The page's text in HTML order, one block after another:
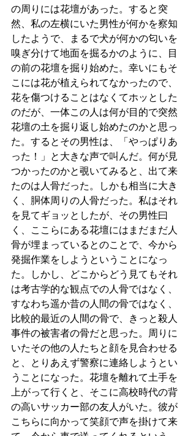
の周りには花壇があった。すると突
然、私の左横にいた男性が何かを察知
したようで、まるで犬が何かの匂いを
嗅ぎ分けて地面を掘るかのように、目
の前の花壇を掘り始めた。幸いにもそ
こには花が植えられてなかったので、
花を傷つけることはなくてホッとした
のだが、一体この人は何が目的で突然
花壇の土を掘り返し始めたのかと思っ
た。するとその男性は、「やっぱりあ
った！」と大きな声で叫んだ。何が見
つかったのかと覗いてみると、出て来
たのは人骨だった。しかも相当に大き
く、胴体周りの人骨だった。私はそれ
を見てギョッとしたが、その男性曰
く、ここらにある花壇にはまだまだ人
骨が埋まっているとのことで、今から
発掘作業をしようということになっ
た。しかし、どこからどう見てもそれ
は考古学的な観点での人骨ではなく、
すなわち遥か昔の人間の骨ではなく、
比較的最近の人間の骨で、きっと殺人
事件の被害者の骨だと思った。周りに
いたその他の人たちと顔を見合わせる
と、とりあえず警察に連絡しようとい
うことになった。花壇を離れて土手を
上がって行くと、そこに高校時代の背
の高いサッカー部の友人がいた。彼が
こちらに向かって笑顔で声を掛けて来